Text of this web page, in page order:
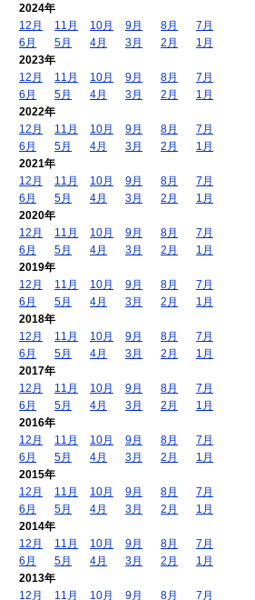
2024年
12月
11月 10月 9月 8月
7月
6月
5月 4月 3月 2月
1月
2023年
12月
11月 10月 9月 8月
7月
6月
5月 4月 3月 2月
1月
2022年
12月
11月 10月 9月 8月
7月
6月
5月 4月 3月 2月
1月
2021年
12月
11月 10月 9月 8月
7月
6月
5月 4月 3月 2月
1月
2020年
12月
11月 10月 9月 8月
7月
6月
5月 4月 3月 2月
1月
2019年
12月
11月 10月 9月 8月
7月
6月
5月 4月 3月 2月
1月
2018年
12月
11月 10月 9月 8月
7月
6月
5月 4月 3月 2月
1月
2017年
12月
11月 10月 9月 8月
7月
6月
5月 4月 3月 2月
1月
2016年
12月
11月 10月 9月 8月
7月
6月
5月 4月 3月 2月
1月
2015年
12月
11月 10月 9月 8月
7月
6月
5月 4月 3月 2月
1月
2014年
12月
11月 10月 9月 8月
7月
6月
5月 4月 3月 2月
1月
2013年
12月
11月 10月 9月 8月 7月